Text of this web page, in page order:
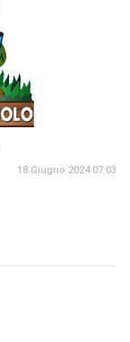
18 Giugno 2024 07:03